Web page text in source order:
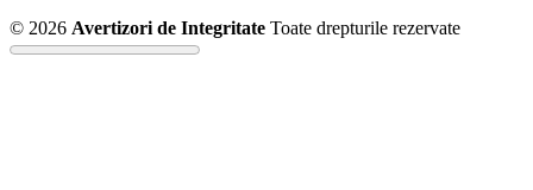
© 2026 Avertizori de Integritate Toate drepturile rezervate